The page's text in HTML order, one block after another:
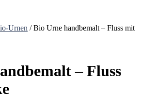
Urnen / Bio Urne handbemalt – Fluss mit
– Fluss